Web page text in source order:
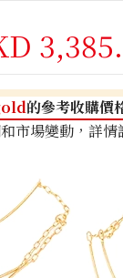
的參考收購價
市場變動，詳情